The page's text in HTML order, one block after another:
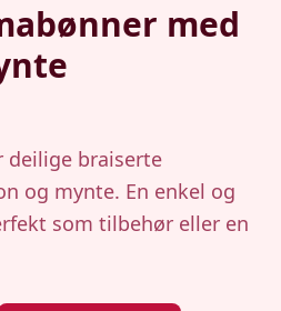
med
deilige braiserte
og mynte. En enkel og
som tilbehør eller en